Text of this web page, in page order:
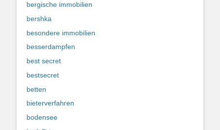
bergische immobilien
bershka
besondere immobilien
besserdampfen
best secret
bestsecret
betten
bieterverfahren
bodensee